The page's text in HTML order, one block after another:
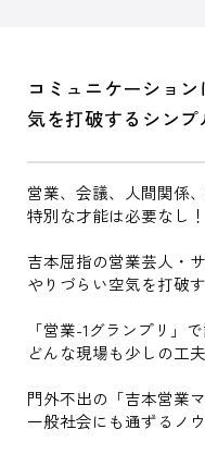
コミュニケーショ
気を打破するシン
営業、会議、人間関係
特別な才能は必要なし！
吉本屈指の営業芸人・
やりづらい空気を打破
「営業-1グランプリ」
どんな現場も少しの工
門外不出の「吉本営業
一般社会にも通ずるノ